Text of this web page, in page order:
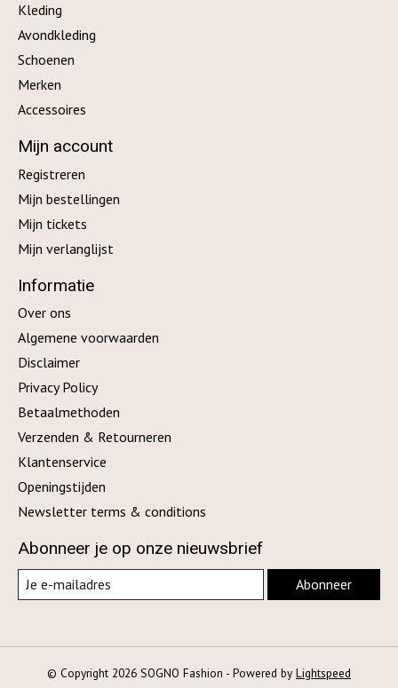
Kleding
Avondkleding
Schoenen
Merken
Accessoires
Mijn account
Registreren
Mijn bestellingen
Mijn tickets
Mijn verlanglijst
Informatie
Over ons
Algemene voorwaarden
Disclaimer
Privacy Policy
Betaalmethoden
Verzenden & Retourneren
Klantenservice
Openingstijden
Newsletter terms & conditions
Abonneer je op onze nieuwsbrief
Abonneer
© Copyright 2026 SOGNO Fashion - Powered by Lightspeed